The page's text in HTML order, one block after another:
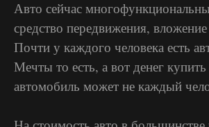
Авто сейчас
средство передвижения,
Почти у каждого человека есть
Мечты то есть, а вот денег купить
автомобиль может не каждый